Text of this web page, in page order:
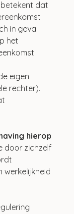
dat
in geval
het
eigen
rechter).
hierop
door zichzelf
werkelijkheid